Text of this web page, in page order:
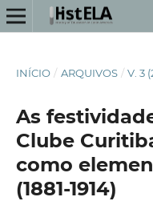
INÍCIO / ARQUIVOS / V. 3
As
Clube
como
(1881-1914)